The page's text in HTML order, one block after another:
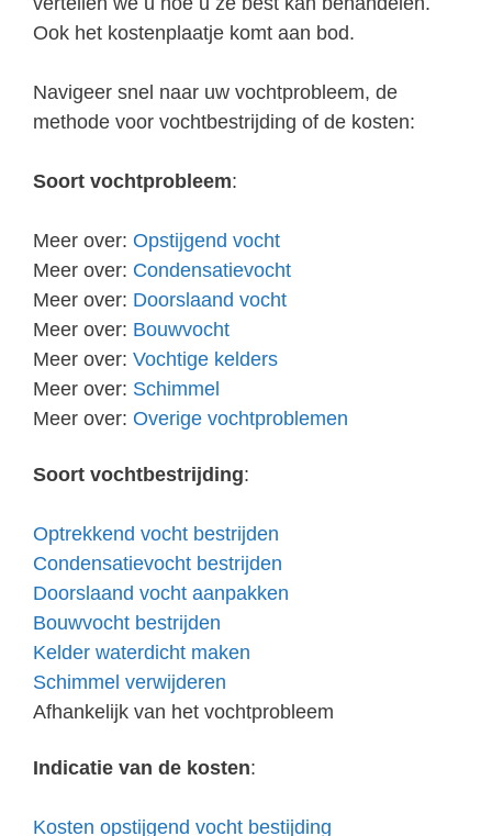
Ook het kostenplaatje komt aan bod.
Navigeer snel naar uw vochtprobleem, de
methode voor vochtbestrijding of de kosten:
Soort vochtprobleem:
Meer over: Opstijgend vocht
Meer over: Condensatievocht
Meer over: Doorslaand vocht
Meer over: Bouwvocht
Meer over: Vochtige kelders
Meer over: Schimmel
Meer over: Overige vochtproblemen
Soort vochtbestrijding:
Optrekkend vocht bestrijden
Condensatievocht bestrijden
Doorslaand vocht aanpakken
Bouwvocht bestrijden
Kelder waterdicht maken
Schimmel verwijderen
Afhankelijk van het vochtprobleem
Indicatie van de kosten:
Kosten opstijgend vocht bestijding